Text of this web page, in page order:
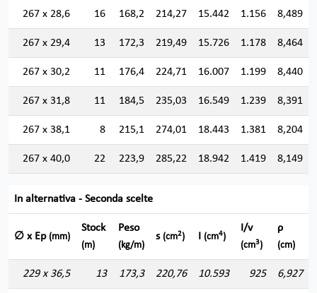
267 x 28,6 16 168,2 214,27 15.442 1.156 8,489
267 x 29,4 13 172,3 219,49 15.726 1.178 8,464
267 x 30,2 11 176,4 224,71 16.007 1.199 8,440
267 x 31,8 11 184,5 235,03 16.549 1.239 8,391
267 x 38,1 8 215,1 274,01 18.443 1.381 8,204
267 x 40,0 22 223,9 285,22 18.942 1.419 8,149
In alternativa - Seconda scelte
∅ x Ep (mm)
Stock
(m)
Peso
(kg/m)
s (cm2) I (cm4)
I/v
(cm3)
ρ
(cm)
229 x 36,5 13 173,3 220,76 10.593 925 6,927